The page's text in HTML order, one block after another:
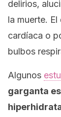
delirios,
la muerte.
cardíaca o
bulbos
Algunos
garganta